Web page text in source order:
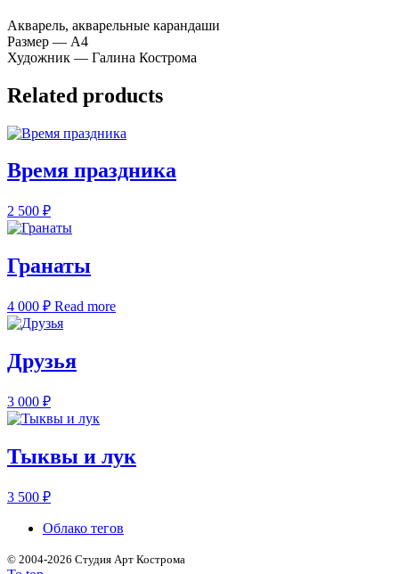
Акварель, акварельные карандаши
Размер — А4
Художник — Галина Кострома
Related products
Время праздника
2 500 ₽
Гранаты
4 000 ₽ Read more
Друзья
3 000 ₽
Тыквы и лук
3 500 ₽
Облако тегов
© 2004-2026 Студия Арт Кострома